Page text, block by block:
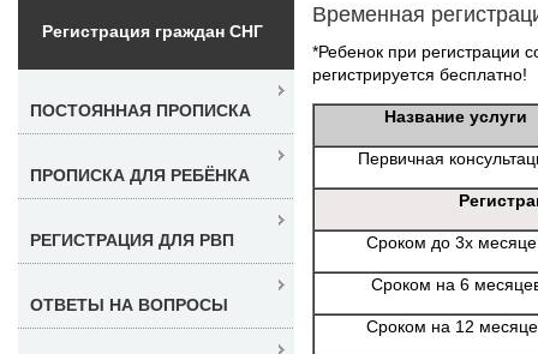
Временная
*Ребенок при регистрации
регистрируется бесплатно!
Название услуги
Первичная
Сроком до 3х
Сроком на 6
Сроком на 12
Регистрация граждан СНГ
ПОСТОЯННАЯ ПРОПИСКА
ПРОПИСКА ДЛЯ РЕБЁНКА
РЕГИСТРАЦИЯ ДЛЯ РВП
ОТВЕТЫ НА ВОПРОСЫ